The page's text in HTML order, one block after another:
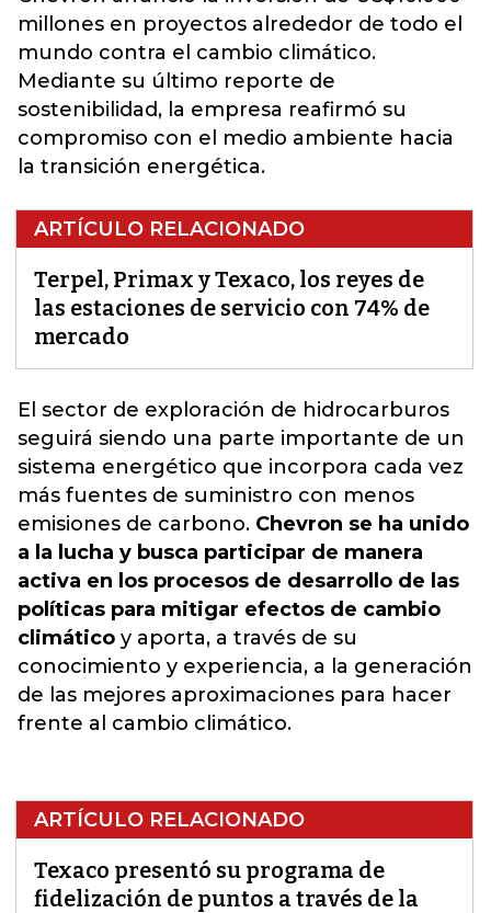
millones en proyectos alrededor de todo el
mundo contra el cambio climático.
Mediante su último reporte de
sostenibilidad, la empresa reafirmó su
compromiso con el medio ambiente hacia
la transición energética.
ARTÍCULO RELACIONADO
Terpel, Primax y Texaco, los reyes de
las estaciones de servicio con 74% de
mercado
El sector de exploración de hidrocarburos
seguirá siendo una parte importante de un
sistema energético que incorpora cada vez
más fuentes de suministro con menos
emisiones de carbono. Chevron se ha unido
a la lucha y busca participar de manera
activa en los procesos de desarrollo de las
políticas para mitigar efectos de cambio
climático y aporta, a través de su
conocimiento y experiencia, a la generación
de las mejores aproximaciones para hacer
frente al cambio climático.
ARTÍCULO RELACIONADO
Texaco presentó su programa de
fidelización de puntos a través de la